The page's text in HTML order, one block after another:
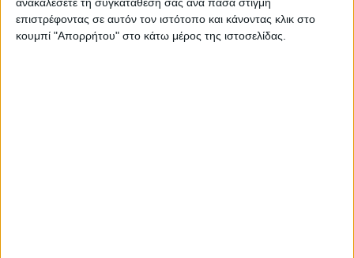
επιστρέφοντας σε αυτόν τον ιστότοπο και κάνοντας κλικ στο
κουμπί "Απορρήτου" στο κάτω μέρος της ιστοσελίδας.
Ακολούθησε την εφημερίδα ΝΕΟΣ
ΑΓΩΝ στο Google News!